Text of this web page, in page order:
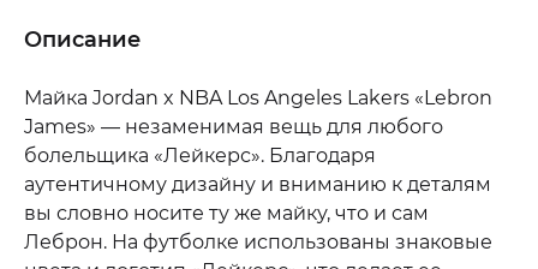
Описание
Майка Jordan x NBA Los Angeles Lakers «Lebron
James» — незаменимая вещь для любого
болельщика «Лейкерс». Благодаря
аутентичному дизайну и вниманию к деталям
вы словно носите ту же майку, что и сам
Леброн. На футболке использованы знаковые